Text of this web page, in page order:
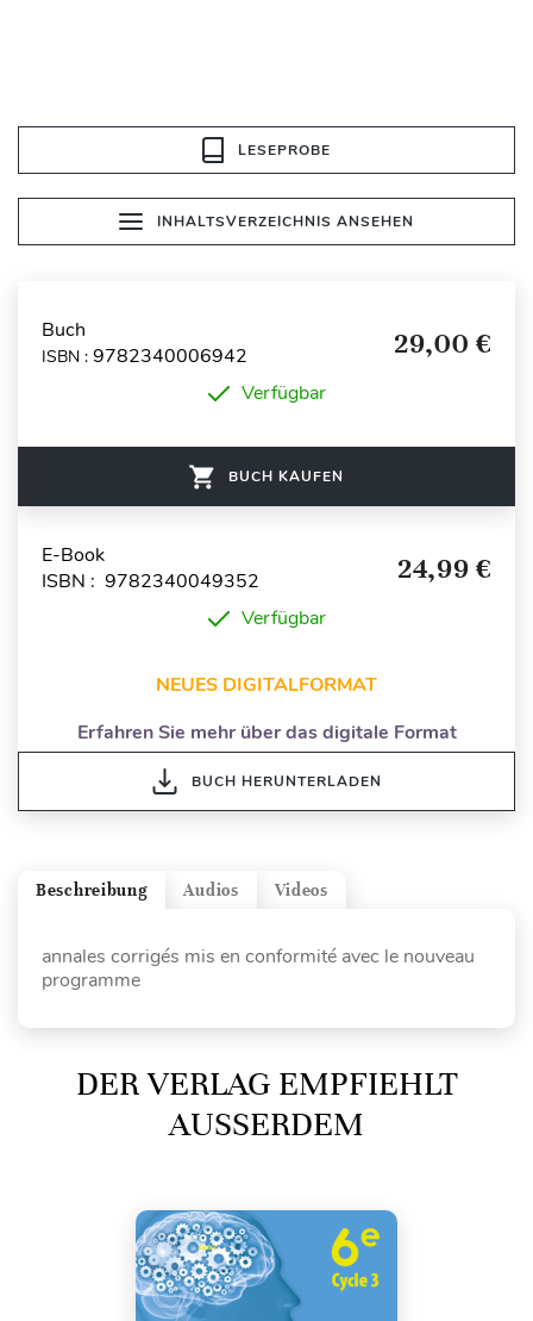
LESEPROBE
INHALTSVERZEICHNIS ANSEHEN
Buch
ISBN : 9782340006942 29,00 €
Verfügbar
BUCH KAUFEN
E-Book
ISBN : 9782340049352
24,99 €
Verfügbar
NEUES DIGITALFORMAT
Erfahren Sie mehr über das digitale Format
BUCH HERUNTERLADEN
Videos
Audios
Beschreibung
annales corrigés mis en conformité avec le nouveau
programme
DER VERLAG EMPFIEHLT
AUSSERDEM